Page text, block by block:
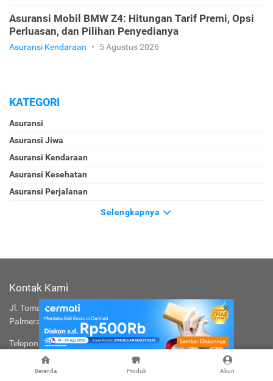
Beranda Produk Akun
Asuransi Mobil BMW Z4: Hitungan Tarif Premi, Opsi
Perluasan, dan Pilihan Penyedianya
Asuransi Kendaraan • 5 Agustus 2026
KATEGORI
Asuransi
Asuransi Jiwa
Asuransi Kendaraan
Asuransi Kesehatan
Asuransi Perjalanan
Selengkapnya
Kontak Kami
Jl. Tomang Raya No. 38, Jatipulo
Palmerah, Jakarta Barat 11430
Telepon :(021) 40000 312
Jam Kerja
: (Senin-Jumat 9:00-17:00)